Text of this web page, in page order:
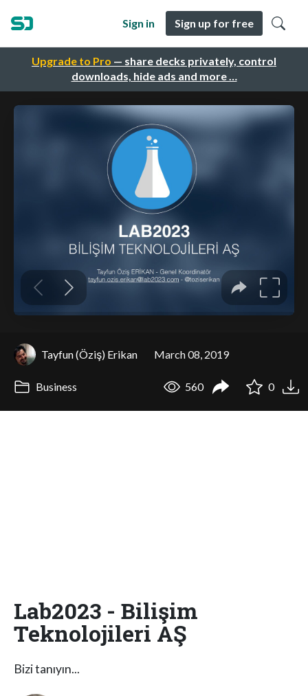
Upgrade to Pro — share decks privately, control
downloads, hide ads and more …
Sign in Sign up for free
Tayfun (Öziş) Erikan March 08, 2019
Business 560 0
Lab2023 - Bilişim
Teknolojileri AŞ
Bizi tanıyın...